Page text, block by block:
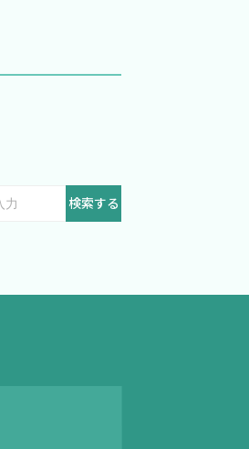
検索する